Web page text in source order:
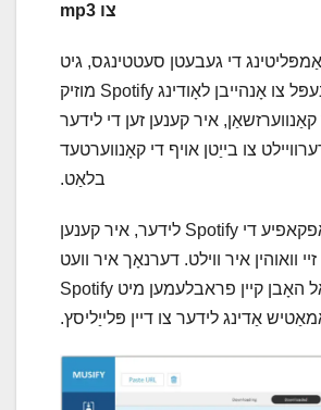
צו mp3
די געבעטן סעטטינגס, גיט
קאָנווערט קנעפּל צו אָנהייבן לאָודינג Spotify מוזיק
איר קענען זען די לידער
צו בייַטן אויף די קאָנווערטעד
בלאַט.
ווען איר אראפקאפיע די Spotify לידער, איר קענען
וואוהין איר ווילט. דערנאָך איר וועט
קיינמאָל האָבן קיין פראבלעמען מיט Spotify
אַדינג לידער צו דיין פּלייַליסץ.